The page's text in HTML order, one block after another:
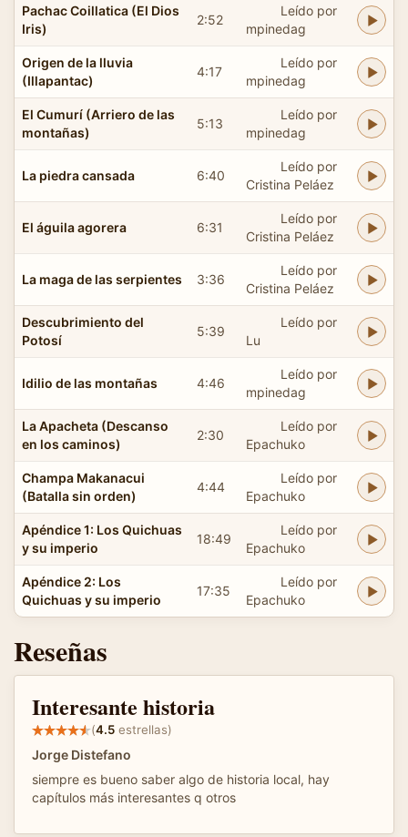
Pachac Coillatica (El Dios
Iris)
2:52
Leído por
mpinedag
Origen de la lluvia
(Illapantac)
4:17
Leído por
mpinedag
El Cumurí (Arriero de las
montañas)
5:13
Leído por
mpinedag
La piedra cansada 6:40
Leído por
Cristina Peláez
El águila agorera 6:31
Leído por
Cristina Peláez
La maga de las serpientes 3:36
Leído por
Cristina Peláez
Descubrimiento del
Potosí
5:39
Leído por
Lu
Idilio de las montañas 4:46
Leído por
mpinedag
La Apacheta (Descanso
en los caminos)
2:30
Leído por
Epachuko
Champa Makanacui
(Batalla sin orden)
4:44
Leído por
Epachuko
Apéndice 1: Los Quichuas
y su imperio
18:49
Leído por
Epachuko
Apéndice 2: Los
Quichuas y su imperio
17:35
Leído por
Epachuko
Reseñas
Interesante historia
(4.5 estrellas)
Jorge Distefano
siempre es bueno saber algo de historia local, hay
capítulos más interesantes q otros